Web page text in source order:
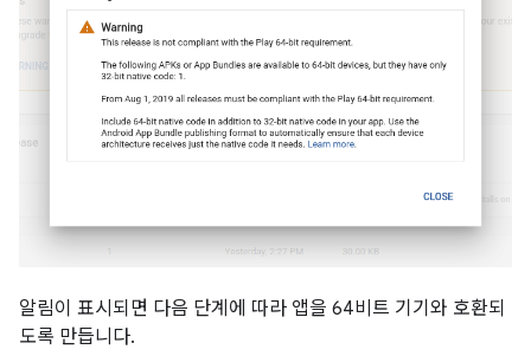
알림이 표시되면 다음 단계에 따라 앱을 64비트 기기와 호환되
도록 만듭니다.